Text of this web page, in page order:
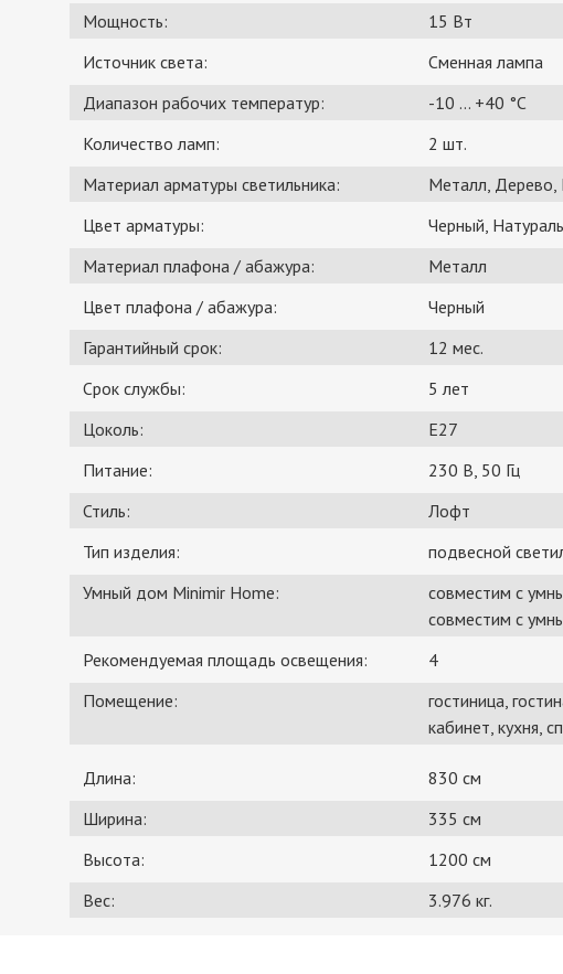
Мощность:
15 Bт
Источник света:
Сменная лампа
Диапазон рабочих температур:
-10 ... +40 °С
Количество ламп:
2 шт.
Материал арматуры светильника:
Металл, Дерево,
Цвет арматуры:
Черный,
Материал плафона / абажура:
Металл
Цвет плафона / абажура:
Черный
Гарантийный срок:
12 мес.
Срок службы:
5 лет
Цоколь:
E27
Питание:
230 В, 50 Гц
Стиль:
Лофт
Тип изделия:
подвесной
Умный дом Minimir Home:
совместим с
совместим с
Рекомендуемая площадь освещения:
4
Помещение:
гостиница,
кабинет, кухня,
Длина:
830 см
Ширина:
335 см
Высота:
1200 см
Вес:
3.976 кг.